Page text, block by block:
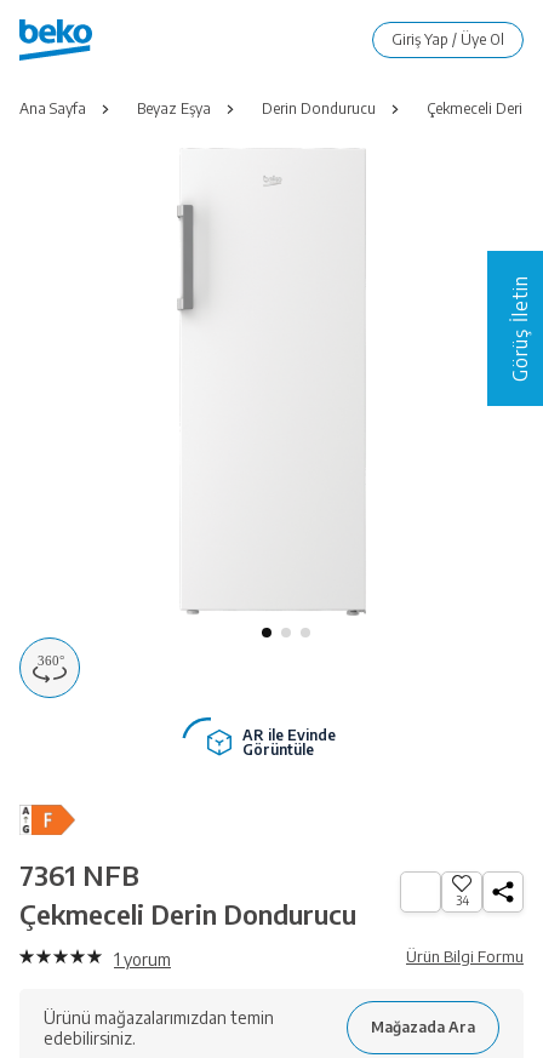
Ana Sayfa Beyaz Eşya Derin Dondurucu Çekmeceli Derin
AR ile Evinde
Görüntüle
7361 NFB
Çekmeceli Derin Dondurucu
34
1 yorum Ürün Bilgi Formu
Ürünü mağazalarımızdan temin
edebilirsiniz.
Görüş İletin